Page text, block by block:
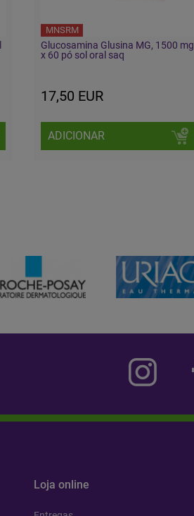
MNSRM
Glucosamina Glusina MG, 1500 mg
x 60 pó sol oral saq
17,50 EUR
ADICIONAR
Loja online